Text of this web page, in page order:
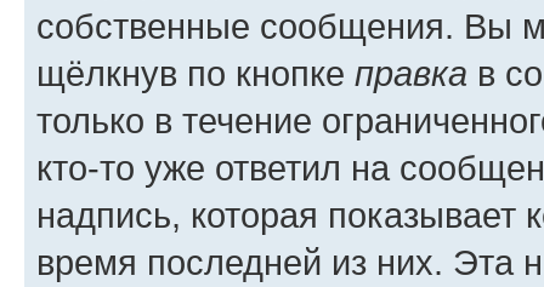
собственные сообщения. Вы
щёлкнув по кнопке правка в
только в течение
кто-то уже ответил на
надпись, которая показывает
время последней из них. Эта